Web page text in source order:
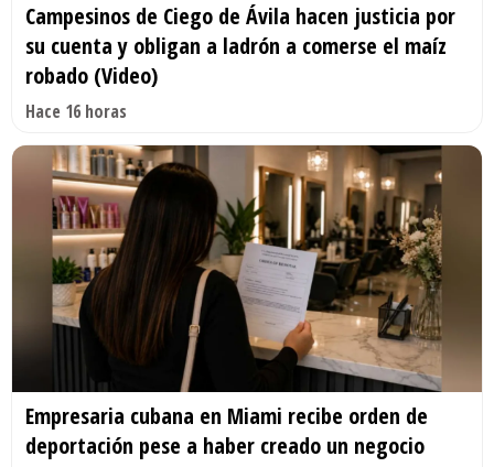
Campesinos de Ciego de Ávila hacen justicia por
su cuenta y obligan a ladrón a comerse el maíz
robado (Video)
Hace 16 horas
Empresaria cubana en Miami recibe orden de
deportación pese a haber creado un negocio